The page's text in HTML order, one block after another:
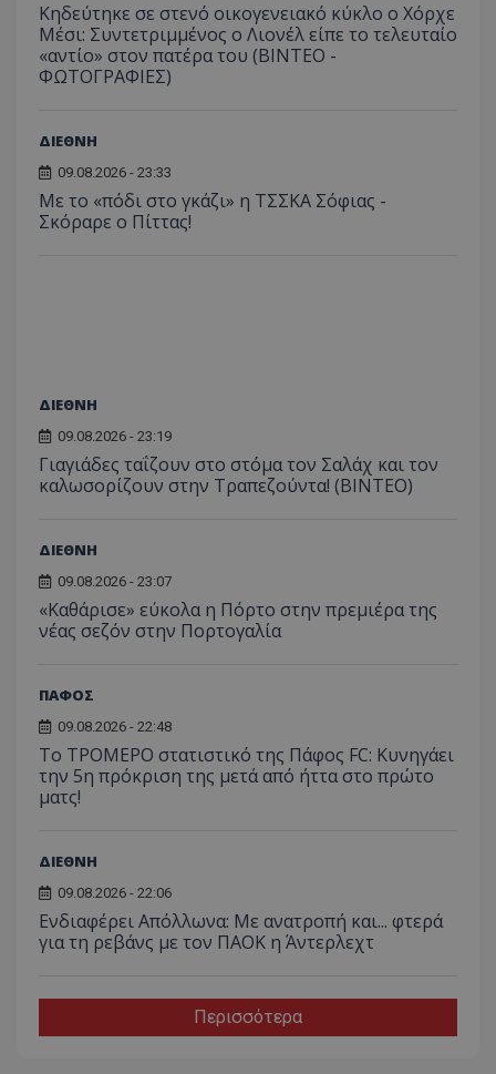
Κηδεύτηκε σε στενό οικογενειακό κύκλο ο Χόρχε
Μέσι: Συντετριμμένος ο Λιονέλ είπε το τελευταίο
«αντίο» στον πατέρα του (ΒΙΝΤΕΟ -
ΦΩΤΟΓΡΑΦΙΕΣ)
ΔΙΕΘΝΗ
09.08.2026 - 23:33
Με το «πόδι στο γκάζι» η ΤΣΣΚΑ Σόφιας -
Σκόραρε ο Πίττας!
ΔΙΕΘΝΗ
09.08.2026 - 23:19
Γιαγιάδες ταΐζουν στο στόμα τον Σαλάχ και τον
καλωσορίζουν στην Τραπεζούντα! (ΒΙΝΤΕΟ)
ΔΙΕΘΝΗ
09.08.2026 - 23:07
«Καθάρισε» εύκολα η Πόρτο στην πρεμιέρα της
νέας σεζόν στην Πορτογαλία
ΠΑΦΟΣ
09.08.2026 - 22:48
Το ΤΡΟΜΕΡΟ στατιστικό της Πάφος FC: Κυνηγάει
την 5η πρόκριση της μετά από ήττα στο πρώτο
ματς!
ΔΙΕΘΝΗ
09.08.2026 - 22:06
Ενδιαφέρει Απόλλωνα: Με ανατροπή και... φτερά
για τη ρεβάνς με τον ΠΑΟΚ η Άντερλεχτ
Περισσότερα